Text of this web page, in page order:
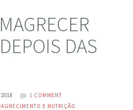
DAS
1 COMMENT
E NUTRIÇÃO